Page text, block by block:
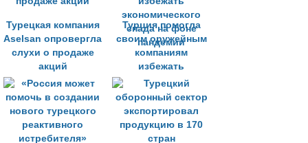
Турецкая компания
Aselsan опровергла
слухи о продаже
акций
Турция помогла
своим оружейным
компаниям
избежать
экономического
спада на фоне
пандемии